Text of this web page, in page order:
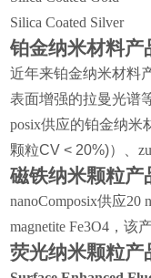
Silica Coated Silver
铂金纳米材料产
近年来铂金纳米材料
表面增强的拉曼光谱
posix供应的铂金纳米
颗粒CV < 20%)） 、
磁铁纳米颗粒产
nanoComposix供应20
magnetite Fe3O4 ，该
荧光纳米颗粒产